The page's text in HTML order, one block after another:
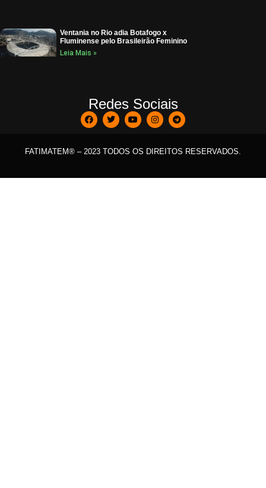
Ventania no Rio adia Botafogo x
Fluminense pelo Brasileirão Feminino
Leia Mais »
Redes Sociais
FATIMATEM® – 2023 TODOS OS DIREITOS RESERVADOS.